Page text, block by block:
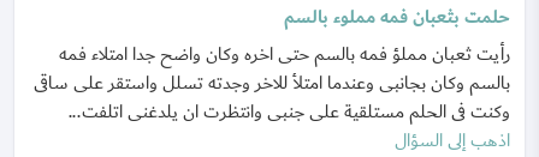
حلمت بثعبان فمه مملوء بالسم
رأيت ثعبان مملؤ فمه بالسم حتى اخره وكان واضح جدا امتلاء فمه
بالسم وكان بجانبى وعندما امتلأ للاخر وجدته تسلل واستقر على ساقى
وكنت فى الحلم مستلقية على جنبى وانتظرت ان يلدغنى اتلفت...
اذهب إلى السؤال